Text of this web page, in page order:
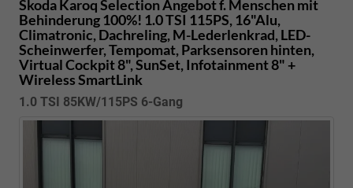
Skoda KaroqSelection Angebot f. Menschen mit
Behinderung 100%! 1.0 TSI 115PS, 16"Alu,
Climatronic, Dachreling, M-Lederlenkrad, LED-
Scheinwerfer, Tempomat, Parksensoren hinten,
Virtual Cockpit 8", SunSet, Infotainment 8" +
Wireless SmartLink
1.0 TSI 85KW/115PS 6-Gang